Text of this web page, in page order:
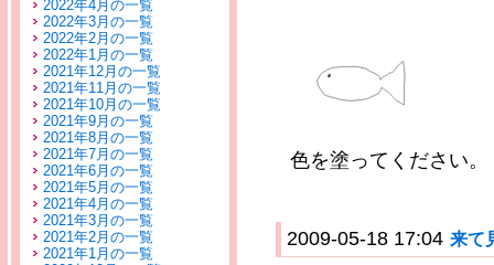
2022年4月の一覧
2022年3月の一覧
2022年2月の一覧
2022年1月の一覧
2021年12月の一覧
2021年11月の一覧
2021年10月の一覧
2021年9月の一覧
2021年8月の一覧
2021年7月の一覧
2021年6月の一覧
2021年5月の一覧
2021年4月の一覧
2021年3月の一覧
2021年2月の一覧
2021年1月の一覧
色を塗ってください。
2009-05-18 17:04 来て